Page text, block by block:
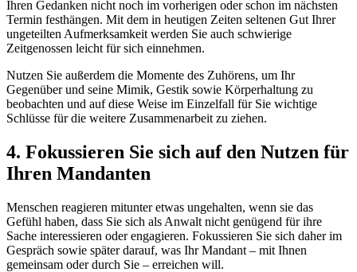
Ihren Gedanken nicht noch im vorherigen oder schon im nächsten
Termin festhängen. Mit dem in heutigen Zeiten seltenen Gut Ihrer
ungeteilten Aufmerksamkeit werden Sie auch schwierige
Zeitgenossen leicht für sich einnehmen.
Nutzen Sie außerdem die Momente des Zuhörens, um Ihr
Gegenüber und seine Mimik, Gestik sowie Körperhaltung zu
beobachten und auf diese Weise im Einzelfall für Sie wichtige
Schlüsse für die weitere Zusammenarbeit zu ziehen.
4. Fokussieren Sie sich auf den Nutzen für
Ihren Mandanten
Menschen reagieren mitunter etwas ungehalten, wenn sie das
Gefühl haben, dass Sie sich als Anwalt nicht genügend für ihre
Sache interessieren oder engagieren. Fokussieren Sie sich daher im
Gespräch sowie später darauf, was Ihr Mandant – mit Ihnen
gemeinsam oder durch Sie – erreichen will.